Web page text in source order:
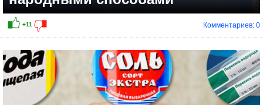
+13
Комментариев: 0